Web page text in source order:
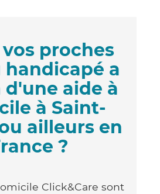
proches
handicapé a
d'une aide à
à Saint-
ailleurs en
?
Click&Care sont